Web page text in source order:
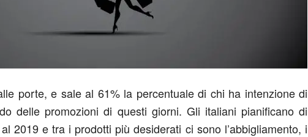
porte, e sale al 61% la percentuale di chi ha intenzione di
delle promozioni di questi giorni. Gli italiani pianificano di
2019 e tra i prodotti più desiderati ci sono l’abbigliamento, i